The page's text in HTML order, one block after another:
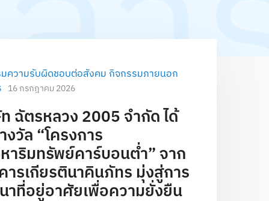
ความรับผิดชอบต่อสังคม กิจกรรมภายนอก
16 กรกฎาคม 2026
ฉัตรหลวง 2005 จำกัด ได้
งวัล “โครงการ
าริมทรัพย์คาร์บอนต่ำ” จาก
ารเกียรตินาคินภัทร มุ่งสู่การ
ที่อยู่อาศัยเพื่อความยั่งยืน